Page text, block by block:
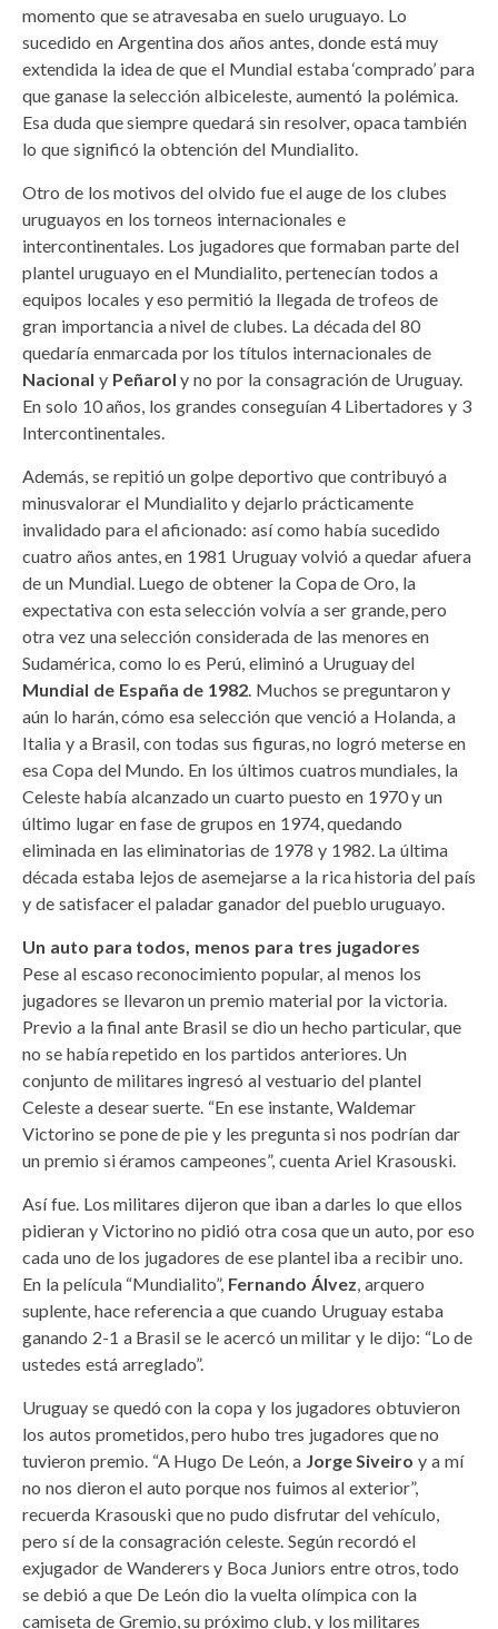
momento que se atravesaba en suelo uruguayo. Lo
sucedido en Argentina dos años antes, donde está muy
extendida la idea de que el Mundial estaba ‘comprado’ para
que ganase la selección albiceleste, aumentó la polémica.
Esa duda que siempre quedará sin resolver, opaca también
lo que significó la obtención del Mundialito.
Otro de los motivos del olvido fue el auge de los clubes
uruguayos en los torneos internacionales e
intercontinentales. Los jugadores que formaban parte del
plantel uruguayo en el Mundialito, pertenecían todos a
equipos locales y eso permitió la llegada de trofeos de
gran importancia a nivel de clubes. La década del 80
quedaría enmarcada por los títulos internacionales de
Nacional y Peñarol y no por la consagración de Uruguay.
En solo 10 años, los grandes conseguían 4 Libertadores y 3
Intercontinentales.
Además, se repitió un golpe deportivo que contribuyó a
minusvalorar el Mundialito y dejarlo prácticamente
invalidado para el aficionado: así como había sucedido
cuatro años antes, en 1981 Uruguay volvió a quedar afuera
de un Mundial. Luego de obtener la Copa de Oro, la
expectativa con esta selección volvía a ser grande, pero
otra vez una selección considerada de las menores en
Sudamérica, como lo es Perú, eliminó a Uruguay del
Mundial de España de 1982 . Muchos se preguntaron y
aún lo harán, cómo esa selección que venció a Holanda, a
Italia y a Brasil, con todas sus figuras, no logró meterse en
esa Copa del Mundo. En los últimos cuatros mundiales, la
Celeste había alcanzado un cuarto puesto en 1970 y un
último lugar en fase de grupos en 1974, quedando
eliminada en las eliminatorias de 1978 y 1982. La última
década estaba lejos de asemejarse a la rica historia del país
y de satisfacer el paladar ganador del pueblo uruguayo.
Un auto para todos, menos para tres jugadores
Pese al escaso reconocimiento popular, al menos los
jugadores se llevaron un premio material por la victoria.
Previo a la final ante Brasil se dio un hecho particular, que
no se había repetido en los partidos anteriores. Un
conjunto de militares ingresó al vestuario del plantel
Celeste a desear suerte. “En ese instante, Waldemar
Victorino se pone de pie y les pregunta si nos podrían dar
un premio si éramos campeones”, cuenta Ariel Krasouski.
Así fue. Los militares dijeron que iban a darles lo que ellos
pidieran y Victorino no pidió otra cosa que un auto, por eso
cada uno de los jugadores de ese plantel iba a recibir uno.
En la película “Mundialito”, Fernando Álvez , arquero
suplente, hace referencia a que cuando Uruguay estaba
ganando 2-1 a Brasil se le acercó un militar y le dijo: “Lo de
ustedes está arreglado”.
Uruguay se quedó con la copa y los jugadores obtuvieron
los autos prometidos, pero hubo tres jugadores que no
tuvieron premio. “A Hugo De León, a Jorge Siveiro y a mí
no nos dieron el auto porque nos fuimos al exterior”,
recuerda Krasouski que no pudo disfrutar del vehículo,
pero sí de la consagración celeste. Según recordó el
exjugador de Wanderers y Boca Juniors entre otros, todo
se debió a que De León dio la vuelta olímpica con la
camiseta de Gremio, su próximo club, y los militares